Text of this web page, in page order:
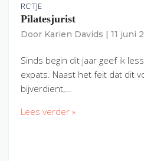
RC'TJE
Pilatesjurist
Door Karien Davids 11 juni
Sinds begin dit jaar geef ik
expats. Naast het feit dat dit
bijverdient,…
Lees verder »